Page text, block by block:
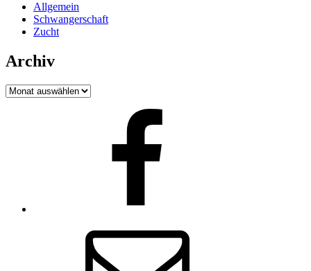
Allgemein
Schwangerschaft
Zucht
Archiv
Archiv